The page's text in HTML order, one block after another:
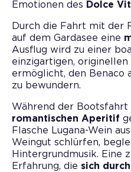
Emotionen des Dolce
Durch die Fahrt mit der
auf dem Gardasee eine
Ausflug wird zu einer
einzigartigen,
ermöglicht, den Benaco
zu bewundern.
Während der Bootsfahrt
romantischen Aperitif
Flasche Lugana-Wein
Weingut schlürfen,
Hintergrundmusik. Eine
Erfahrung, die sich